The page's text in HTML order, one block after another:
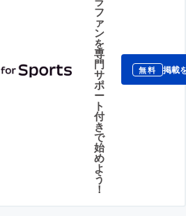
フ
ァ
ン
を
専
門
サ
ポ
ー
ト
付
き
で
始
め
よ
う
！
無料 掲載